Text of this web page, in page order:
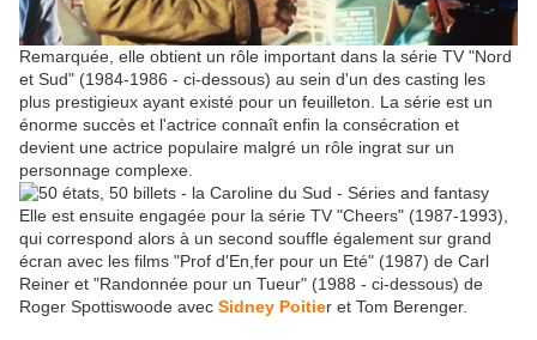
Remarquée, elle obtient un rôle important dans la série TV "Nord
et Sud" (1984-1986 - ci-dessous) au sein d'un des casting les
plus prestigieux ayant existé pour un feuilleton. La série est un
énorme succès et l'actrice connaît enfin la consécration et
devient une actrice populaire malgré un rôle ingrat sur un
personnage complexe.
Elle est ensuite engagée pour la série TV "Cheers" (1987-1993),
qui correspond alors à un second souffle également sur grand
écran avec les films "Prof d'En,fer pour un Eté" (1987) de Carl
Reiner et "Randonnée pour un Tueur" (1988 - ci-dessous) de
Roger Spottiswoode avec Sidney Poitier et Tom Berenger.